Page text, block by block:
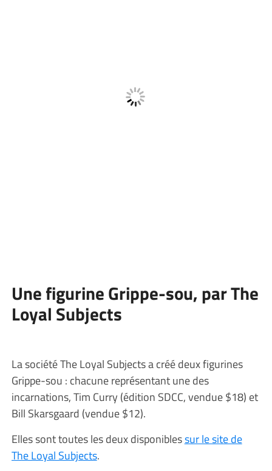
Une figurine Grippe-sou, par The
Loyal Subjects
La société The Loyal Subjects a créé deux figurines
Grippe-sou : chacune représentant une des
incarnations, Tim Curry (édition SDCC, vendue $18) et
Bill Skarsgaard (vendue $12).
Elles sont toutes les deux disponiblessur le site de
The Loyal Subjects.